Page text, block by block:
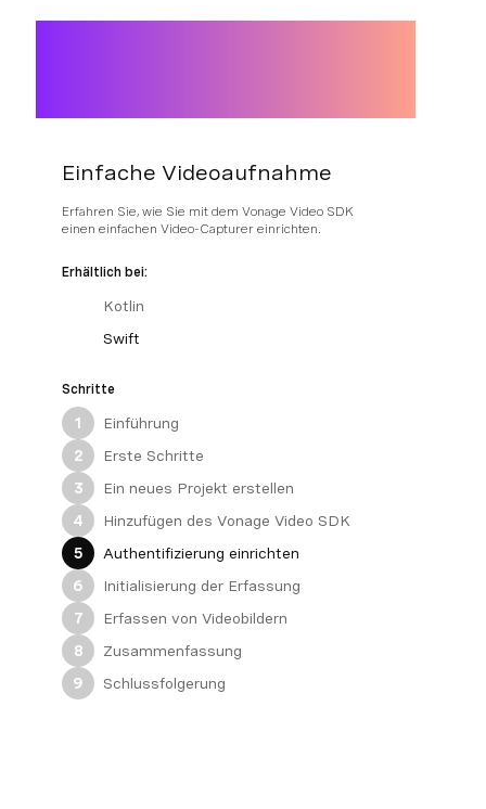
Einfache Videoaufnahme
Erfahren Sie, wie Sie mit dem Vonage Video SDK
einen einfachen Video-Capturer einrichten.
Erhältlich bei:
Kotlin
Swift
Schritte
1
Einführung
2
Erste Schritte
3
Ein neues Projekt erstellen
4
Hinzufügen des Vonage Video SDK
5
Authentifizierung einrichten
6
Initialisierung der Erfassung
7
Erfassen von Videobildern
8
Zusammenfassung
9
Schlussfolgerung